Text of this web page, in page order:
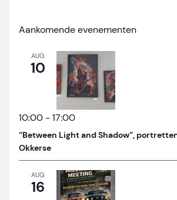
Aankomende evenementen
AUG
10
10:00 -17:00
“Between Light and Shadow”,
Okkerse
AUG
16